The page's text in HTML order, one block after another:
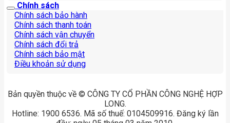
Chính sách
Chính sách bảo hành
Chính sách thanh toán
Chính sách vận chuyển
Chính sách đổi trả
Chính sách bảo mật
Điều khoản sử dụng
Bản quyền thuộc về © CÔNG TY CỔ PHẦN CÔNG NGHỆ HỢP
LONG.
Hotline: 1900 6536. Mã số thuế: 0104509916. Đăng ký lần